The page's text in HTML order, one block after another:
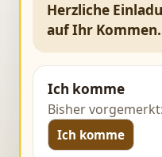
Herzliche
auf Ihr Kommen.
Ich komme
Bisher
Ich komme